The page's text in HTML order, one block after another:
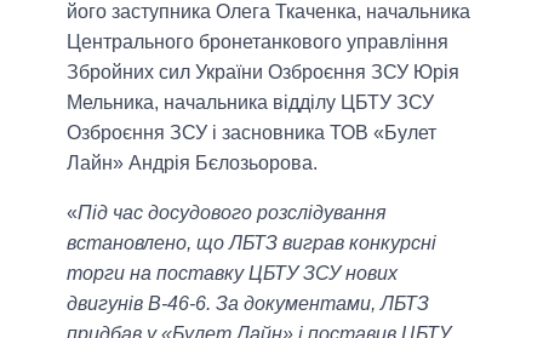
його заступника Олега Ткаченка, начальника
Центрального бронетанкового управління
Збройних сил України Озброєння ЗСУ Юрія
Мельника, начальника відділу ЦБТУ ЗСУ
Озброєння ЗСУ і засновника ТОВ «Булет
Лайн» Андрія Бєлозьорова.
«Під час досудового розслідування
встановлено, що ЛБТЗ виграв конкурсні
торги на поставку ЦБТУ ЗСУ нових
двигунів В-46-6. За документами, ЛБТЗ